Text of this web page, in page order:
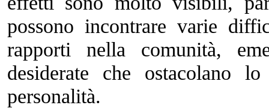
possono incontrare varie
rapporti nella comunità,
desiderate che ostacolano
personalità.